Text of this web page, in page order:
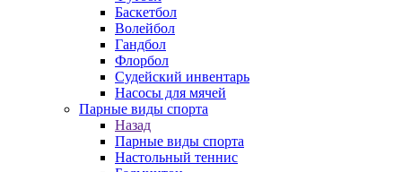
Баскетбол
Волейбол
Гандбол
Флорбол
Судейский инвентарь
Насосы для мячей
Парные виды спорта
Назад
Парные виды спорта
Настольный теннис